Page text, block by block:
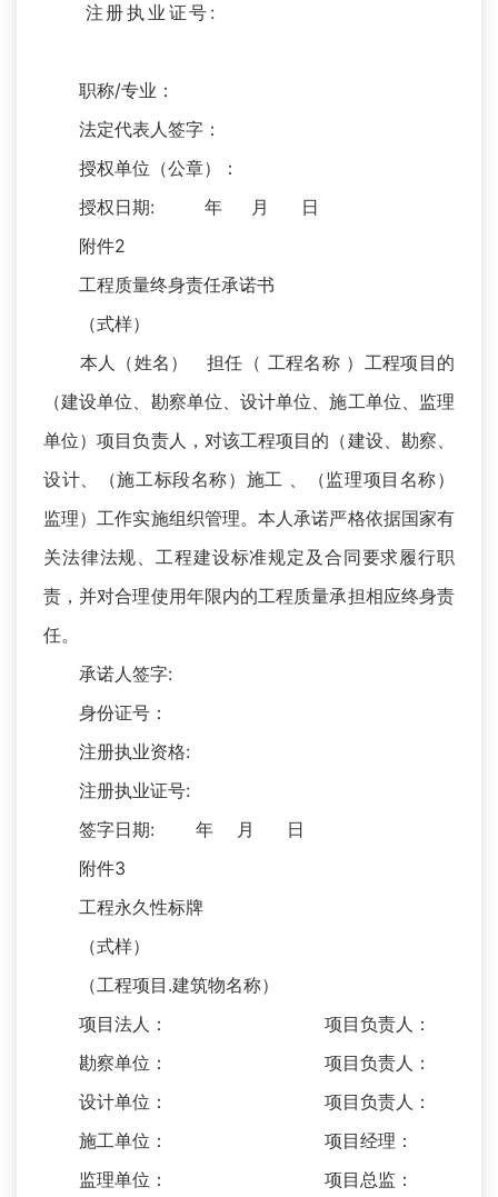
注册执业证号:
职称/专业：
法定代表人签字：
授权单位（公章）：
授权日期: 年 月 日
附件2
工程质量终身责任承诺书
（式样）
本人（姓名） 担任（ 工程名称 ）工程项目的
（建设单位、勘察单位、设计单位、施工单位、监理
单位）项目负责人，对该工程项目的（建设、勘察、
设计、（施工标段名称）施工 、（监理项目名称）
监理）工作实施组织管理。本人承诺严格依据国家有
关法律法规、工程建设标准规定及合同要求履行职
责，并对合理使用年限内的工程质量承担相应终身责
任。
承诺人签字:
身份证号：
注册执业资格:
注册执业证号:
签字日期: 年 月 日
附件3
工程永久性标牌
（式样）
（工程项目.建筑物名称）
项目法人： 项目负责人：
勘察单位： 项目负责人：
设计单位： 项目负责人：
施工单位： 项目经理：
监理单位： 项目总监：